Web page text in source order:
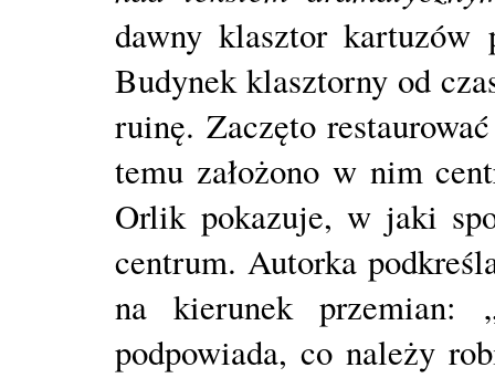
dawny klasztor kartuzów
Budynek klasztorny od
ruinę. Zaczęto
temu założono w nim
Orlik pokazuje, w jaki
centrum. Autorka
na kierunek przemian:
podpowiada, co należy